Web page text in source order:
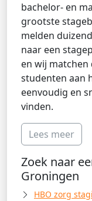
bachelor- en
grootste
melden
naar een
en wij
studenten aan
eenvoudig en
vinden.
Lees meer
Zoek naar
Groningen
HBO zorg